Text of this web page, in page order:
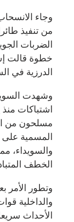
وجاء
من تنفيذ
الضربات
خطوة قالت
الدرزية في
وشهدت
اشتباكات
مسلحون من
المسمية
والسويداء،
الخطف
وتطور الأمر
والداخلية
الأحداث